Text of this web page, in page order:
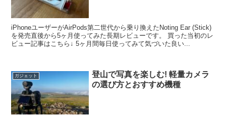
iPhoneユーザーがAirPods第二世代から乗り換えたNoting Ear (Stick)
を発売直後から5ヶ月使ってみた長期レビューです。 買った当初のレ
ビュー記事はこちら↓ 5ヶ月間毎日使ってみて気づいた良い...
ガジェット
登山で写真を楽しむ! 軽量カメラ
の選び方とおすすめ機種